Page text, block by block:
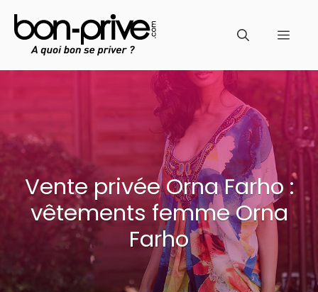
au
contenu
Vente privée Orna Farho :
vêtements femme Orna
Farho